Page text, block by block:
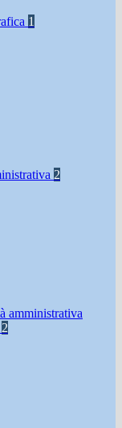
1
2
amministrativa
2